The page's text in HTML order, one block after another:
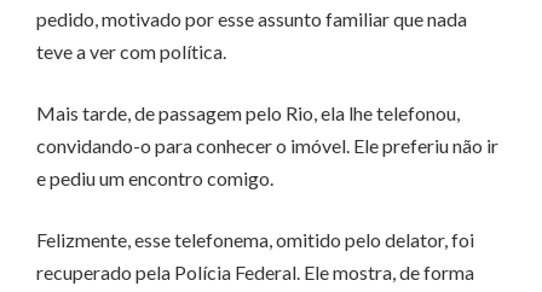
pedido, motivado por esse assunto familiar que nada
teve a ver com política.
Mais tarde, de passagem pelo Rio, ela lhe telefonou,
convidando-o para conhecer o imóvel. Ele preferiu não ir
e pediu um encontro comigo.
Felizmente, esse telefonema, omitido pelo delator, foi
recuperado pela Polícia Federal. Ele mostra, de forma